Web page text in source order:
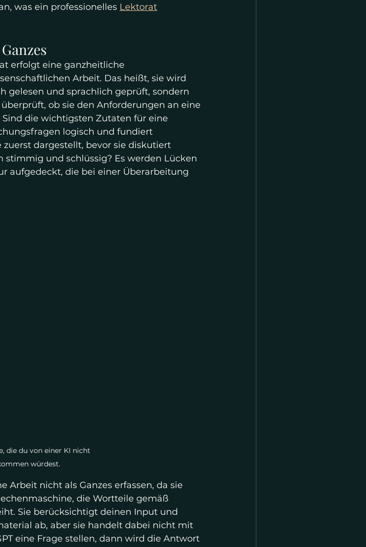
was ein professionelles Lektorat
erfolgt eine ganzheitliche
Arbeit. Das heißt, sie wird
gelesen und sprachlich geprüft, sondern
ob sie den Anforderungen an eine
die wichtigsten Zutaten für eine
logisch und fundiert
dargestellt, bevor sie diskutiert
stimmig und schlüssig? Es werden Lücken
aufgedeckt, die bei einer Überarbeitung
die du von einer KI nicht
würdest.
Arbeit nicht als Ganzes erfassen, da sie
die Wortteile gemäß
Sie berücksichtigt deinen Input und
ab, aber sie handelt dabei nicht mit
eine Frage stellen, dann wird die Antwort